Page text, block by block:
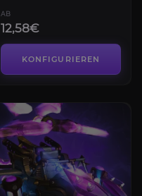
AB
12,58€
KONFIGURIEREN